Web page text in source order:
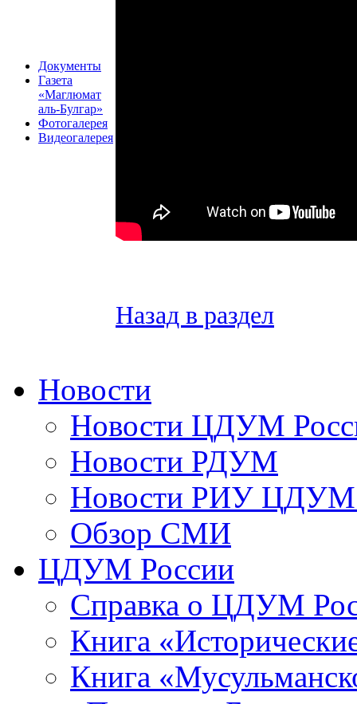
Документы
Газета
«Маглюмат
аль-Булгар»
Фотогалерея
Видеогалерея
Назад в раздел
Новости
Новости ЦДУМ
Новости РДУМ
Новости РИУ ЦДУМ
Обзор СМИ
ЦДУМ России
Справка о ЦДУМ
Книга
Книга